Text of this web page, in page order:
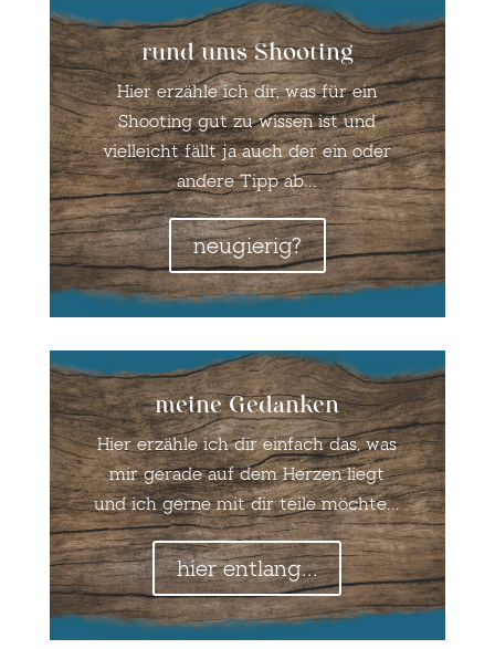
rund ums Shooting
Hier erzähle ich dir, was für ein
Shooting gut zu wissen ist und
vielleicht fällt ja auch der ein oder
andere Tipp ab...
neugierig?
meine Gedanken
Hier erzähle ich dir einfach das, was
mir gerade auf dem Herzen liegt
und ich gerne mit dir teile möchte...
hier entlang...